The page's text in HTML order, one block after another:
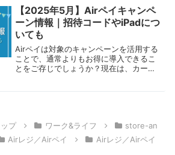
て、コストを抑えつつ顧客満足度を向上
させることは重要な課題です。Airペイ
は、業界最安水準の手数料や早い入金サ
イクルを実現し、キャッシュフローの改
善をサポートします。この記事では、Air
ペイのメリットやデメリット、具体的な
導入手順について詳しく解説します。Air
ペイがどのように店舗運営に役立つの
【2025年5月】Airペイキャンペ
ーン情報｜招待コードやiPadにつ
いても
Airペイは対象のキャンペーンを活用する
ことで、通常よりもお得に導入できるこ
とをご存じでしょうか？現在は、カード
条件を満たすと決済手数料が2.48％に割
引されるプログラムもあり、コスト面で
も魅力的です。この記事では、各キャン
プ ワーク&ライフ
store-an
Airレジ／Airペイ Airレジ／Airペイ